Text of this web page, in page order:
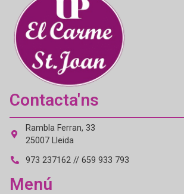
Contacta'ns
Rambla Ferran, 33
25007 Lleida
973 237162 // 659 933 793
Menú